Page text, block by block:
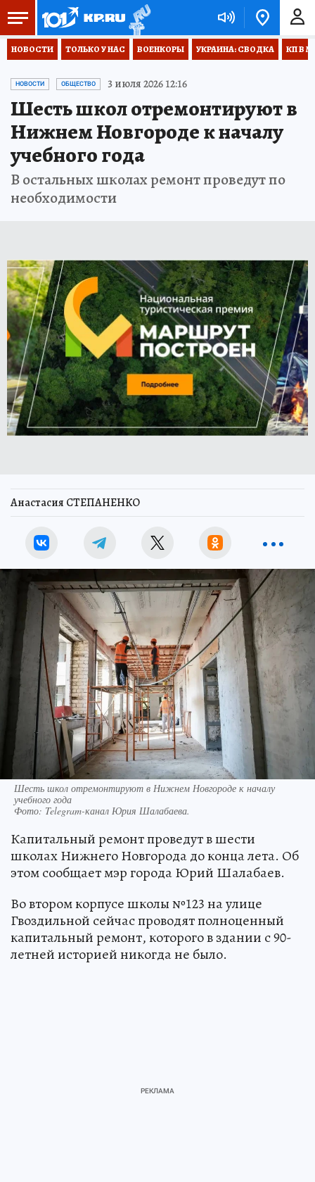
НОВОСТИ ТОЛЬКО У НАС ВОЕНКОРЫ УКРАИНА: СВОДКА КП В
НОВОСТИ ОБЩЕСТВО 3 июля 2026 12:16
Шесть школ отремонтируют в
Нижнем Новгороде к началу
учебного года
В остальных школах ремонт проведут по
необходимости
Анастасия СТЕПАНЕНКО
Шесть школ отремонтируют в Нижнем Новгороде к началу
учебного года
Фото: Telegram-канал Юрия Шалабаева.
Капитальный ремонт проведут в шести
школах Нижнего Новгорода до конца лета. Об
этом сообщает мэр города Юрий Шалабаев.
Во втором корпусе школы №123 на улице
Гвоздильной сейчас проводят полноценный
капитальный ремонт, которого в здании с 90-
летней историей никогда не было.